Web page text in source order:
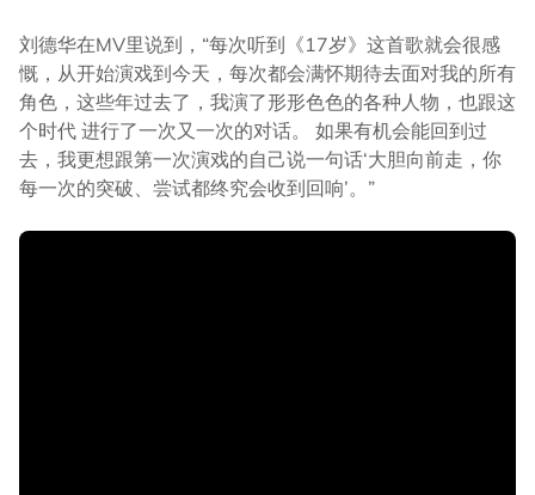
刘德华在MV里说到，“每次听到《17岁》这首歌就会很感
慨，从开始演戏到今天，每次都会满怀期待去面对我的所有
角色，这些年过去了，我演了形形色色的各种人物，也跟这
个时代 进行了一次又一次的对话。 如果有机会能回到过
去，我更想跟第一次演戏的自己说一句话‘大胆向前走，你
每一次的突破、尝试都终究会收到回响’。”